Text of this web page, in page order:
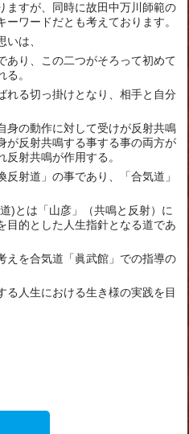
ますが、同時に故田中万川師範の
ーワードだとも考えております。
は、
あり、この二つがそろって初めて
る。
れる切っ掛けとなり、相手と自分
身の動作に対して受けが反射共鳴
が反射共鳴する事する事の両方が
射共鳴が作用する。
反射道」の事であり、「合気道」
)とは「山彦」（共鳴と反射）に
目的とした人生指針となる道であ
えを合気道「眞武館」での指導の
る人生における生き様の実践を目